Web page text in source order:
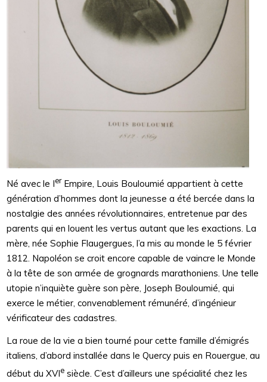
Né avec le Ier Empire, Louis Bouloumié appartient à cette
génération d’hommes dont la jeunesse a été bercée dans la
nostalgie des années révolutionnaires, entretenue par des
parents qui en louent les vertus autant que les exactions. La
mère, née Sophie Flaugergues, l’a mis au monde le 5 février
1812. Napoléon se croit encore capable de vaincre le Monde
à la tête de son armée de grognards marathoniens. Une telle
utopie n’inquiète guère son père, Joseph Bouloumié, qui
exerce le métier, convenablement rémunéré, d’ingénieur
vérificateur des cadastres.
La roue de la vie a bien tourné pour cette famille d’émigrés
italiens, d’abord installée dans le Quercy puis en Rouergue, au
début du XVIe siècle. C’est d’ailleurs une spécialité chez les